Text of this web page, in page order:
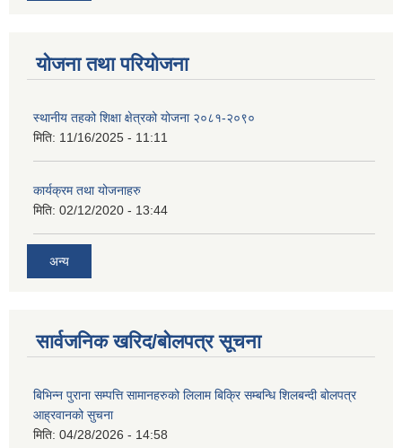
योजना तथा परियोजना
स्थानीय तहको शिक्षा क्षेत्रको योजना २०८१-२०९०
मिति: 11/16/2025 - 11:11
कार्यक्रम तथा योजनाहरु
मिति: 02/12/2020 - 13:44
अन्य
सार्वजनिक खरिद/बोलपत्र सूचना
बिभिन्न पुराना सम्पत्ति सामानहरुको लिलाम बिक्रि सम्बन्धि शिलबन्दी बोलपत्र
आह्रवानको सुचना
मिति: 04/28/2026 - 14:58